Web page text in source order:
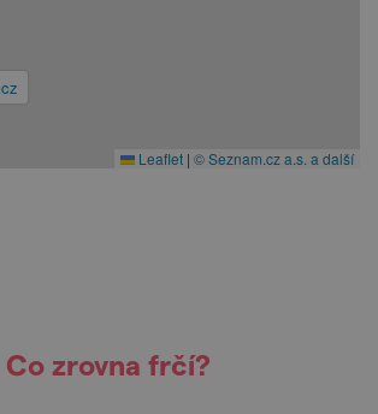
Leaflet | © Seznam.cz a.s. a další
Co zrovna frčí?